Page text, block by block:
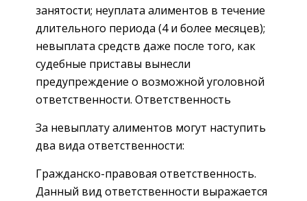
занятости; неуплата алиментов в течение
длительного периода (4 и более месяцев);
невыплата средств даже после того, как
судебные приставы вынесли
предупреждение о возможной уголовной
ответственности. Ответственность
За невыплату алиментов могут наступить
два вида ответственности:
Гражданско-правовая ответственность.
Данный вид ответственности выражается